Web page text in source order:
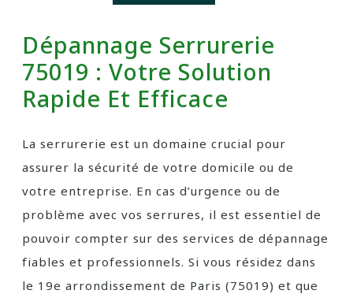
Dépannage Serrurerie
75019 : Votre Solution
Rapide Et Efficace
La serrurerie est un domaine crucial pour
assurer la sécurité de votre domicile ou de
votre entreprise. En cas d’urgence ou de
problème avec vos serrures, il est essentiel de
pouvoir compter sur des services de dépannage
fiables et professionnels. Si vous résidez dans
le 19e arrondissement de Paris (75019) et que